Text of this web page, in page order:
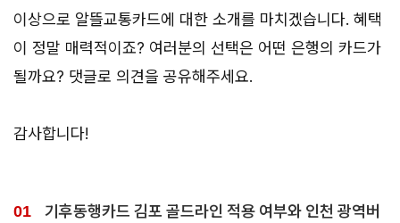
이상으로 알뜰교통카드에 대한 소개를 마치겠습니다. 혜택
이 정말 매력적이죠? 여러분의 선택은 어떤 은행의 카드가
될까요? 댓글로 의견을 공유해주세요.
감사합니다!
기후동행카드 김포 골드라인 적용 여부와 인천 광역버